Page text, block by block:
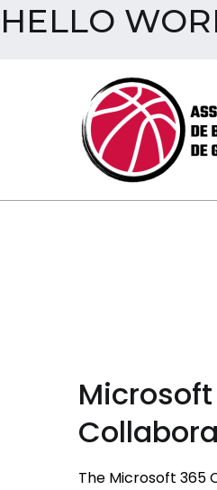
HELLO
The Microsoft 365